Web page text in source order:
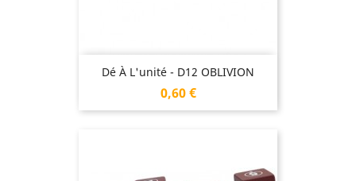
Dé À L'unité - D12 OBLIVION
Prix
0,60 €